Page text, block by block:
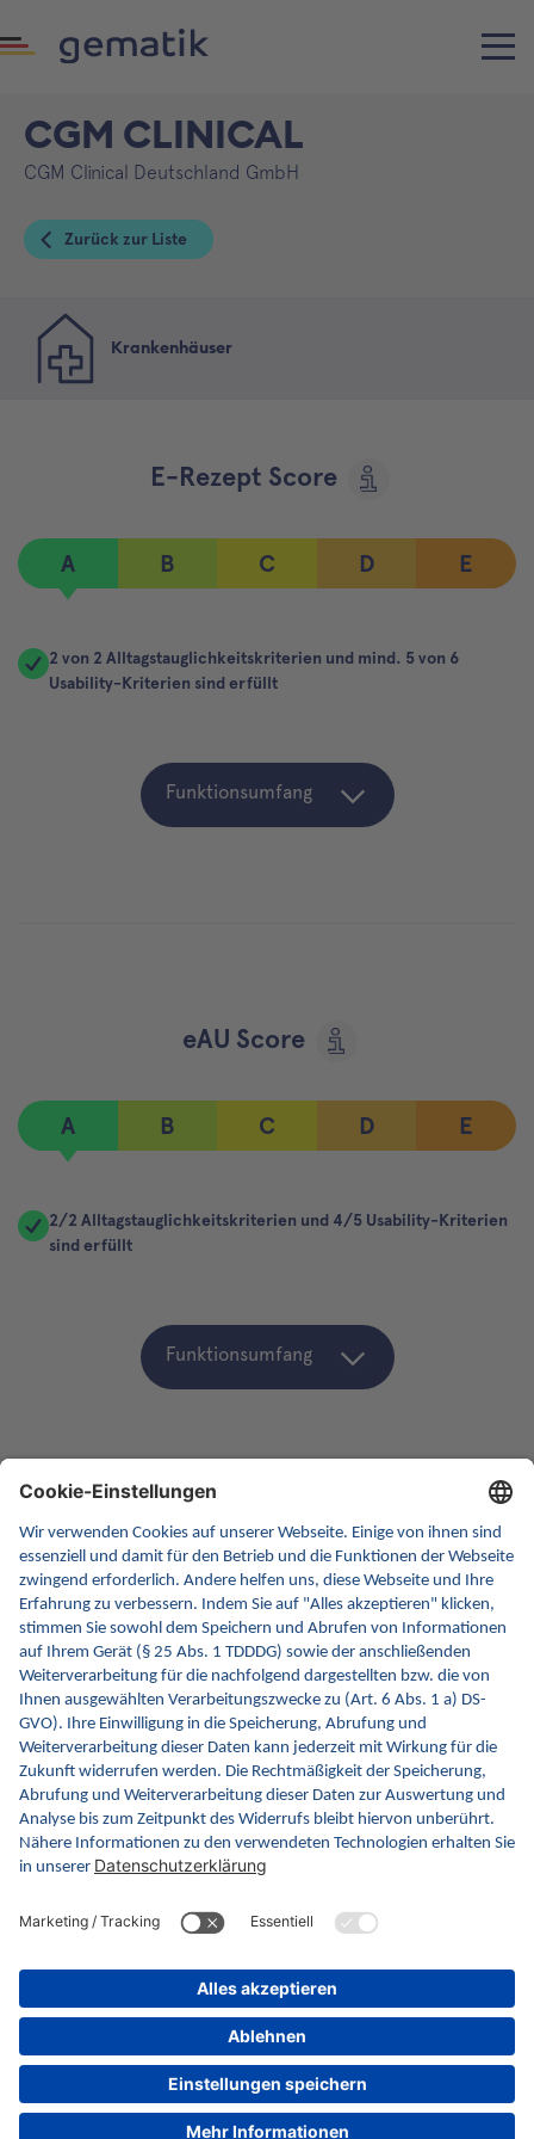
CGM CLINICAL
CGM Clinical Deutschland GmbH
Zurück zur Liste
Krankenhäuser
E-Rezept Score
A B C D E
2 von 2 Alltagstauglichkeitskriterien und mind. 5 von 6
Usability-Kriterien sind erfüllt
Funktionsumfang
eAU Score
A B C D E
2/2 Alltagstauglichkeitskriterien und 4/5 Usability-Kriterien
sind erfüllt
Funktionsumfang
eArztbrief Score
Hersteller hat bisher keine Angaben gemacht
© 2026 gematik GmbH
Datenschutz|DSA Formulare|Impressum